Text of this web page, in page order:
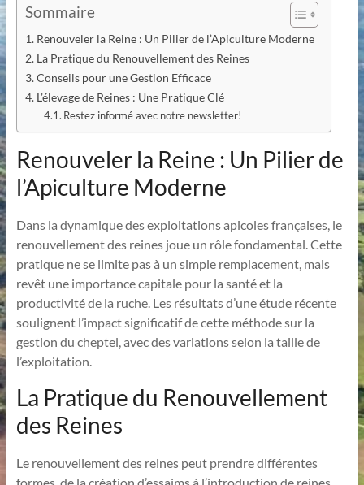
Sommaire
Renouveler la Reine : Un Pilier de l’Apiculture Moderne
La Pratique du Renouvellement des Reines
Conseils pour une Gestion Efficace
L’élevage de Reines : Une Pratique Clé
Restez informé avec notre newsletter!
Renouveler la Reine : Un Pilier de
l’Apiculture Moderne
Dans la dynamique des exploitations apicoles françaises, le
renouvellement des reines joue un rôle fondamental. Cette
pratique ne se limite pas à un simple remplacement, mais
revêt une importance capitale pour la santé et la
productivité de la ruche. Les résultats d’une étude récente
soulignent l’impact significatif de cette méthode sur la
gestion du cheptel, avec des variations selon la taille de
l’exploitation.
La Pratique du Renouvellement
des Reines
Le renouvellement des reines peut prendre différentes